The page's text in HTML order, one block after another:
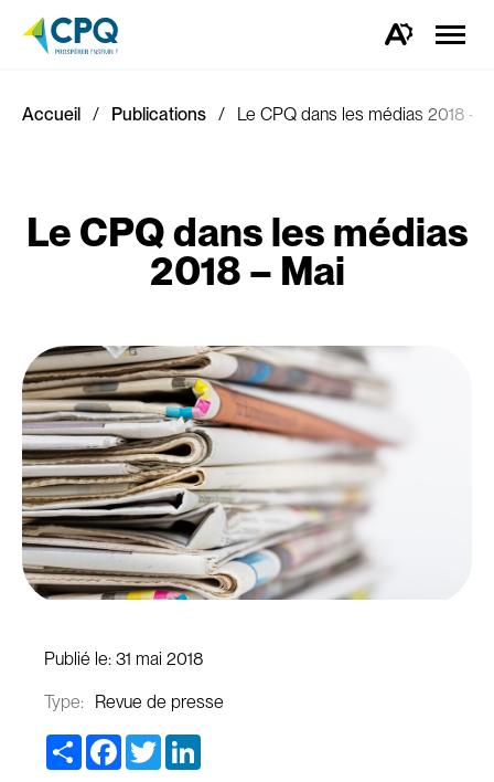
Ouvrez
d'accessibilité.
la
Accueil Publications Le CPQ dans les médias 2018 –
Le CPQ dans les médias
2018 – Mai
Publié le: 31 mai 2018
Type: Revue de presse
Share Facebook
Twitter